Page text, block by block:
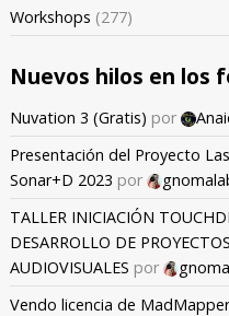
Workshops (277)
Nuevos hilos en los
Nuvation 3 (Gratis) por
Presentación del Proyecto
Sonar+D 2023 por
TALLER INICIACIÓN
DESARROLLO DE PROYECTOS
AUDIOVISUALES por
Vendo licencia de